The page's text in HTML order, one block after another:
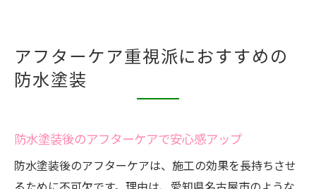
アフターケア重視派におすすめの
防水塗装
防水塗装後のアフターケアで安心感アップ
防水塗装後のアフターケアは、施工の効果を長持ちさせ